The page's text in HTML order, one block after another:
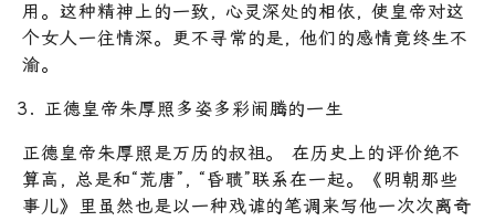
用。这种精神上的一致, 心灵深处的相依, 使皇帝对这
个女人一往情深。更不寻常的是, 他们的感情竟终生不
渝。
正德皇帝朱厚照多姿多彩闹腾的一生
正德皇帝朱厚照是万历的叔祖。 在历史上的评价绝不
算高, 总是和“荒唐”, “昏聩”联系在一起。《明朝那些
事儿》里虽然也是以一种戏谑的笔调来写他一次次离奇